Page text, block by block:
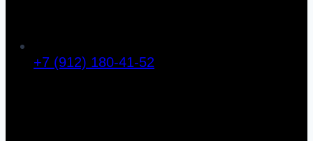
+7 (912) 180-41-52